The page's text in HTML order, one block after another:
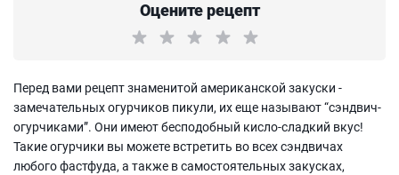
Оцените рецепт
Перед вами рецепт знаменитой американской закуски -
замечательных огурчиков пикули, их еще называют “сэндвич-
огурчиками”. Они имеют бесподобный кисло-сладкий вкус!
Такие огурчики вы можете встретить во всех сэндвичах
любого фастфуда, а также в самостоятельных закусках,